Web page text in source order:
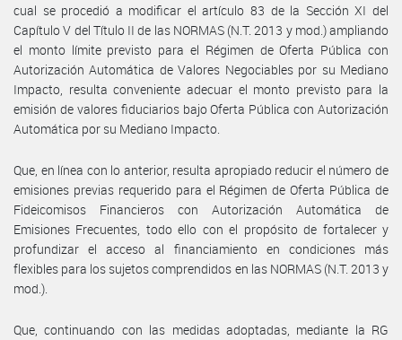
cual se procedió a modificar el artículo 83 de la Sección XI del
Capítulo V del Título II de las NORMAS (N.T. 2013 y mod.) ampliando
el monto límite previsto para el Régimen de Oferta Pública con
Autorización Automática de Valores Negociables por su Mediano
Impacto, resulta conveniente adecuar el monto previsto para la
emisión de valores fiduciarios bajo Oferta Pública con Autorización
Automática por su Mediano Impacto.
Que, en línea con lo anterior, resulta apropiado reducir el número de
emisiones previas requerido para el Régimen de Oferta Pública de
Fideicomisos Financieros con Autorización Automática de
Emisiones Frecuentes, todo ello con el propósito de fortalecer y
profundizar el acceso al financiamiento en condiciones más
flexibles para los sujetos comprendidos en las NORMAS (N.T. 2013 y
mod.).
Que, continuando con las medidas adoptadas, mediante la RG